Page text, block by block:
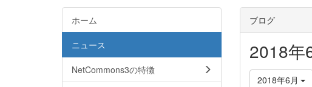
ブログ
2018年
2018年6月
ホーム
ニュース
NetCommons3の特徴